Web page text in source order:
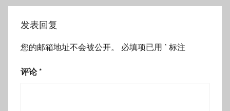
发表回复
您的邮箱地址不会被公开。 必填项已用 * 标注
评论 *